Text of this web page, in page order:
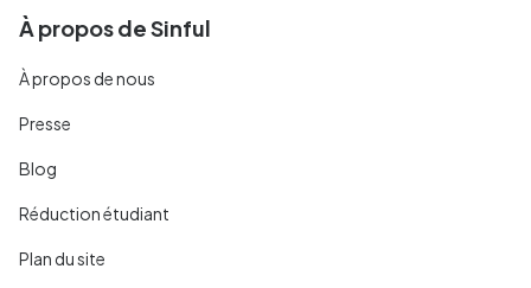
À propos de Sinful
À propos de nous
Presse
Blog
Réduction étudiant
Plan du site